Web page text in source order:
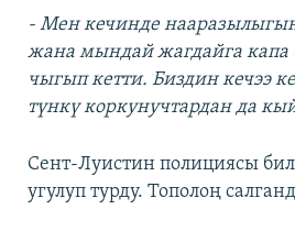
- Мен кечинде
жана мындай жагдайга капа
чыгып кетти. Биздин кечээ
түнкү коркунучтардан да
Сент-Луистин полициясы
угулуп турду. Тополоң